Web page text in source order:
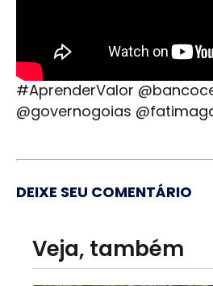
#AprenderValor
@governogoias
DEIXE SEU COMENTÁRIO
Veja, também